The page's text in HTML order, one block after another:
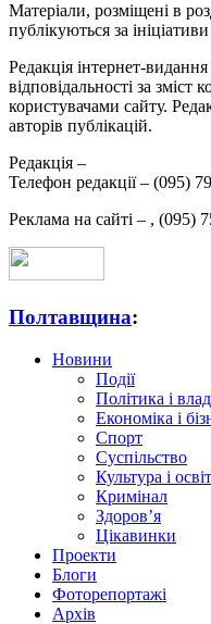
Матеріали, розміщені в
публікуються за
Редакція інтернет-
відповідальності за зміст
користувачами сайту.
авторів публікацій.
Редакція –
Телефон редакції – (095)
Реклама на сайті – , (095)
Полтавщина:
Новини
Події
Політика і
Економіка і
Спорт
Суспільство
Культура і
Кримінал
Здоров’я
Цікавинки
Проекти
Блоги
Фоторепортажі
Архів